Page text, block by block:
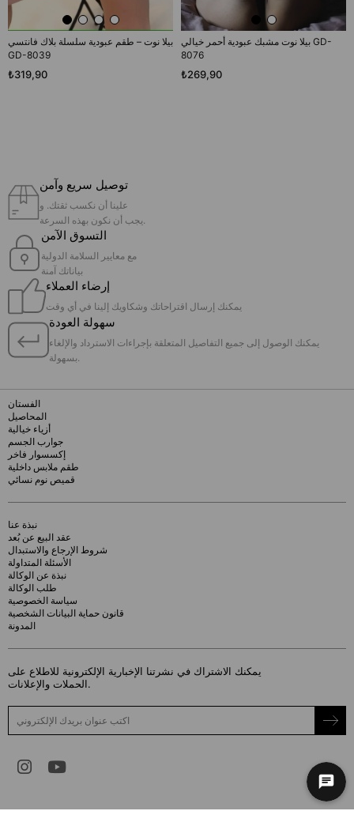
بيلا نوت – طقم عبودية سلسلة بلاك فانتسي
GD-8039
₺319,90
بيلا نوت مشبك عبودية أحمر خيالي GD-
8076
₺269,90
توصيل سريع وآمن
علينا أن نكسب ثقتك. و
يجب أن نكون بهذه السرعة.
التسوق الآمن
مع معايير السلامة الدولية
بياناتك آمنة
إرضاء العملاء
يمكنك إرسال اقتراحاتك وشكاويك إلينا في أي وقت
سهولة العودة
يمكنك الوصول إلى جميع التفاصيل المتعلقة بإجراءات الاسترداد والإلغاء
الفستان
المحاصيل
أزياء خيالية
جوارب الجسم
إكسسوار فاخر
طقم ملابس داخلية
قميص نوم نسائي
نبذة عنا
عقد البيع عن بُعد
شروط الإرجاع والاستبدال
الأسئلة المتداولة
نبذة عن الوكالة
طلب الوكالة
سياسة الخصوصية
قانون حماية البيانات الشخصية
المدونة
يمكنك الاشتراك في نشرتنا الإخبارية الإلكترونية للاطلاع على
الحملات والإعلانات.